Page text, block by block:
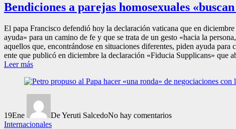
Bendiciones a parejas homosexuales
El papa Francisco defendió hoy la declaración vaticana que en
ayuda» para un camino de fe y que se trata de un gesto «hacia la
aquellos que, encontrándose en situaciones diferentes, piden ayuda
ente que publicó en diciembre la declaración «Fiducia Supplicans» que
Leer más
19Ene De Yeruti SalcedoNo hay comentarios
Internacionales